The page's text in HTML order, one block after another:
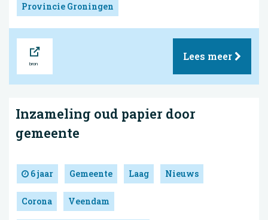
Provincie Groningen
Lees meer
Inzameling oud papier door
gemeente
6 jaar Gemeente Laag Nieuws
Corona Veendam